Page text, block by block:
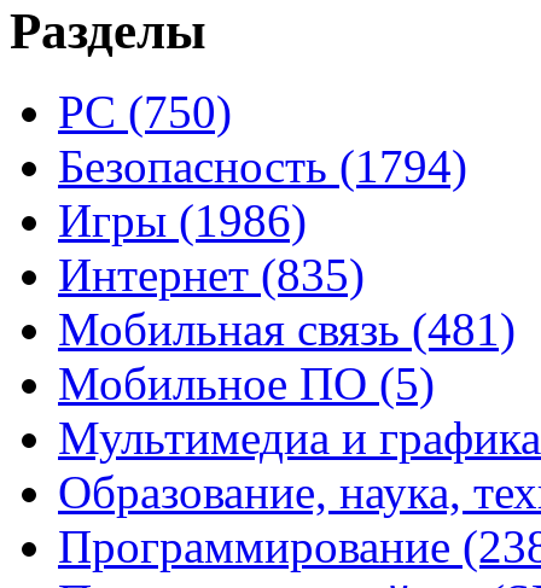
Разделы
PC (750)
Безопасность (1794)
Игры (1986)
Интернет (835)
Мобильная связь (481)
Мобильное ПО (5)
Мультимедиа и
Образование, наука,
Программирование